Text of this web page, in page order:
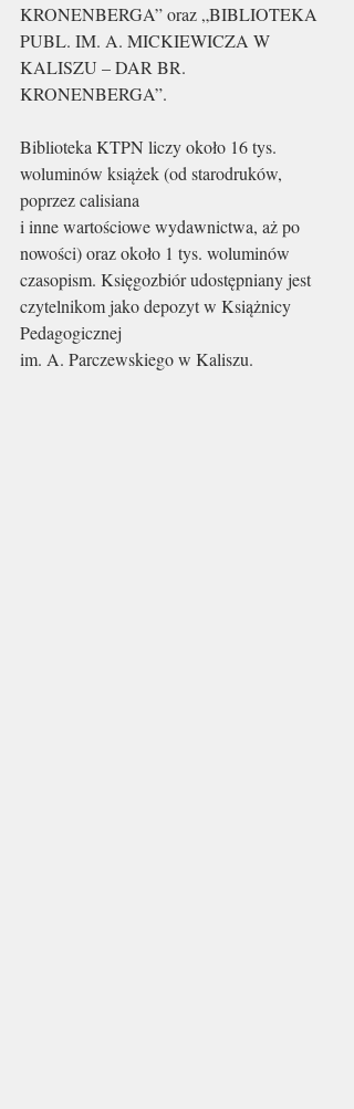
KRONENBERGA” oraz „BIBLIOTEKA
PUBL. IM. A. MICKIEWICZA W
KALISZU – DAR BR.
KRONENBERGA”.
Biblioteka KTPN liczy około 16 tys.
woluminów książek (od starodruków,
poprzez calisiana
i inne wartościowe wydawnictwa, aż po
nowości) oraz około 1 tys. woluminów
czasopism. Księgozbiór udostępniany jest
czytelnikom jako depozyt w Książnicy
Pedagogicznej
im. A. Parczewskiego w Kaliszu.